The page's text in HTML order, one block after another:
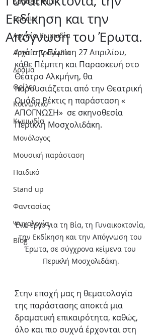
Special
Αρχαία Κωμωδία
Αρχαία Τραγωδία
Δράμα
Θρίλερ
Κοινωνικό
Κωμωδία
Μονόλογος
Μουσική παράσταση
Παιδικό
Stand up
Φαντασίας
Ψυχολογία
Blog
Εκδίκηση και την
Απόγνωση του Έρωτα.
Από την Πέμπτη 27 Απριλίου,
κάθε Πέμπτη και Παρασκευή στο
Θέατρο Αλκμήνη, θα
παρουσιάζεται από την Θεατρική
Ομάδα Ρέκτις η παράσταση «
ΑΠΟΓΝΩΣΗ»  σε σκηνοθεσία
Περικλή Μοσχολιδάκη.
Ένα έργο για τη Βία, τη Γυναικοκτονία,
την Εκδίκηση και την Απόγνωση του
Έρωτα, σε σύγχρονα κείμενα του
Περικλή Μοσχολιδάκη.
Στην εποχή μας η θεματολογία
της παράστασης αποκτά μια
δραματική επικαιρότητα, καθώς,
όλο και πιο συχνά έρχονται στη